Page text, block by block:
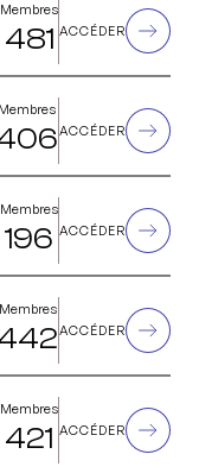
Membres
481 ACCÉDER
Membres
ACCÉDER
Membres
196 ACCÉDER
Membres
ACCÉDER
Membres
421 ACCÉDER